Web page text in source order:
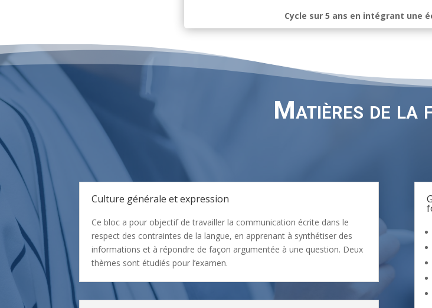
Cycle sur 5 ans en intégrant une
Matières de la
Culture générale et expression
Ce bloc a pour objectif de travailler la communication écrite dans le
respect des contraintes de la langue, en apprenant à synthétiser des
informations et à répondre de façon argumentée à une question. Deux
thèmes sont étudiés pour l’examen.